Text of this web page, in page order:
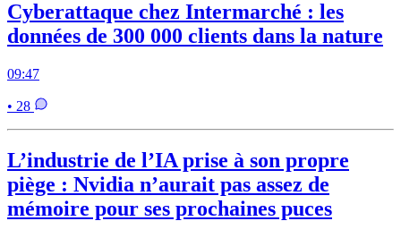
Cyberattaque chez Intermarché : les
données de 300 000 clients dans la nature
09:47
• 28
L’industrie de l’IA prise à son propre
piège : Nvidia n’aurait pas assez de
mémoire pour ses prochaines puces